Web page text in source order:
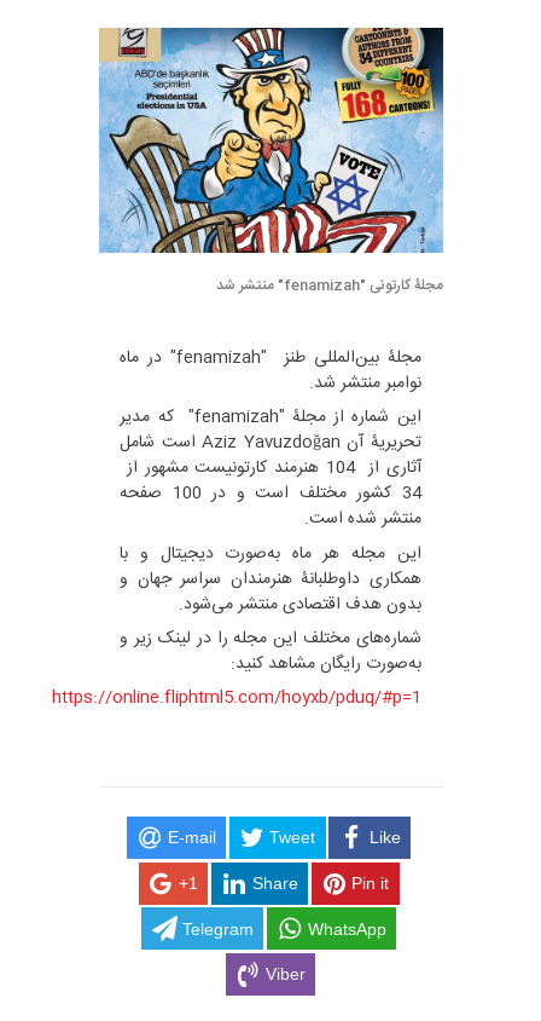
مجلۀ کارتونی "fenamizah" منتشر شد
مجلۀ بین‌المللی طنز "fenamizah" در ماه
نوامبر منتشر شد.
این شماره از مجلۀ "fenamizah" که مدیر
تحریریۀ آن Aziz Yavuzdoğan است شامل
آثاری از 104 هنرمند کارتونیست مشهور از
34 کشور مختلف است و در 100 صفحه
منتشر شده است.
این مجله هر ماه به‌صورت دیجیتال و با
همکاری داوطلبانۀ هنرمندان سراسر جهان و
بدون هدف اقتصادی منتشر می‌شود.
شماره‌های مختلف این مجله را در لینک زیر و
به‌صورت رایگان مشاهد کنید:
https://online.fliphtml5.com/hoyxb/pduq/#p=1
E-mail Tweet Like
+1 Share Pin it
Telegram WhatsApp
Viber